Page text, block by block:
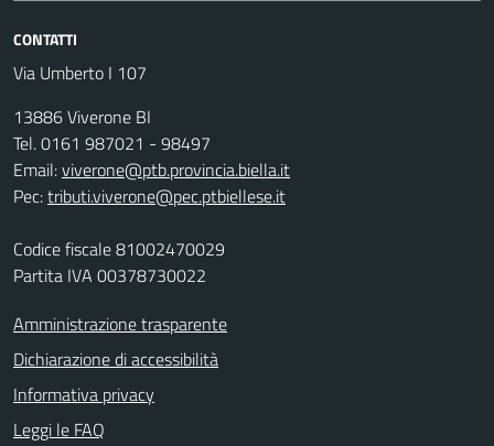
CONTATTI
Via Umberto I 107
13886 Viverone BI
Tel. 0161 987021 - 98497
Email:viverone@ptb.provincia.biella.it
Pec:tributi.viverone@pec.ptbiellese.it
Codice fiscale 81002470029
Partita IVA 00378730022
Amministrazione trasparente
Dichiarazione di accessibilità
Informativa privacy
Leggi le FAQ